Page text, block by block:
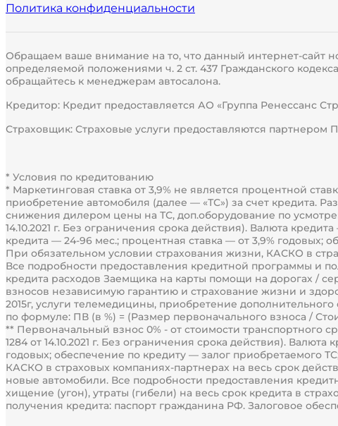
Политика конфиденциальности
Обращаем ваше внимание на то, что данный интернет-сайт
определяемой положениями ч. 2 ст. 437 Гражданского
обращайтесь к менеджерам автосалона.
Кредитор: Кредит предоставляется АО «Группа Ренессанс
Страховщик: Страховые услуги предоставляются партнером
* Условия по кредитованию
* Маркетинговая ставка от 3,9% не является процентной
приобретение автомобиля (далее — «ТС») за счет кредита.
снижения дилером цены на ТС, доп.оборудование по
14.10.2021 г. Без ограничения срока действия). Валюта
кредита — 24-96 мес.; процентная ставка — от 3,9%
При обязательном условии страхования жизни, КАСКО в
Все подробности предоставления кредитной программы и
кредита расходов Заемщика на карты помощи на дорогах /
взносов независимую гарантию и страхование жизни и
2015г, услуги телемедицины, приобретение
по формуле: ПВ (в %) = (Размер первоначального взноса /
** Первоначальный взнос 0% - от стоимости транспортного
1284 от 14.10.2021 г. Без ограничения срока действия).
годовых; обеспечение по кредиту — залог приобретаемого
КАСКО в страховых компаниях-партнерах на весь срок
новые автомобили. Все подробности предоставления
хищение (угон), утраты (гибели) на весь срок кредита в
получения кредита: паспорт гражданина РФ. Залоговое